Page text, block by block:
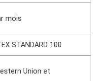
mois
STANDARD 100
Union et